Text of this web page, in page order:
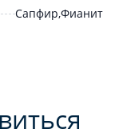
Сапфир,Фианит